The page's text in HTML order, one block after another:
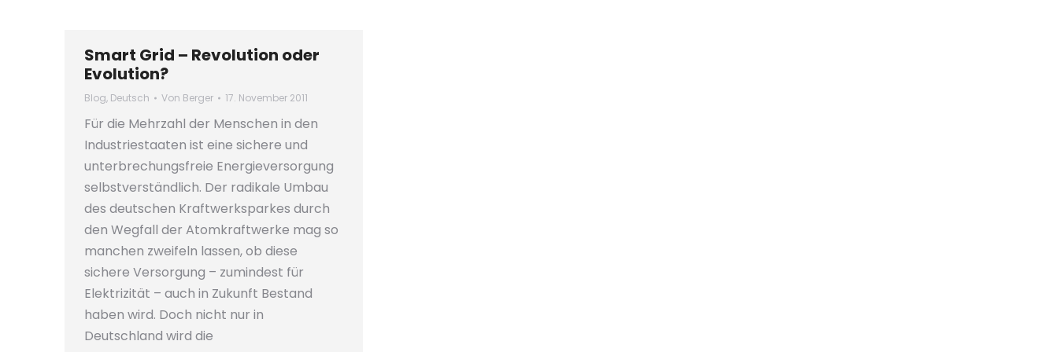
Smart Grid – Revolution oder
Evolution?
Blog, Deutsch Von Berger 17. November 2011
Für die Mehrzahl der Menschen in den
Industriestaaten ist eine sichere und
unterbrechungsfreie Energieversorgung
selbstverständlich. Der radikale Umbau
des deutschen Kraftwerksparkes durch
den Wegfall der Atomkraftwerke mag so
manchen zweifeln lassen, ob diese
sichere Versorgung – zumindest für
Elektrizität – auch in Zukunft Bestand
haben wird. Doch nicht nur in
Deutschland wird die